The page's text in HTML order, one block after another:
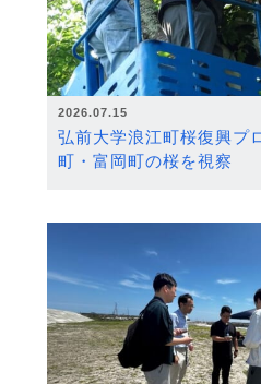
2026.07.15
弘前大学浪江町桜復興
町・富岡町の桜を視察